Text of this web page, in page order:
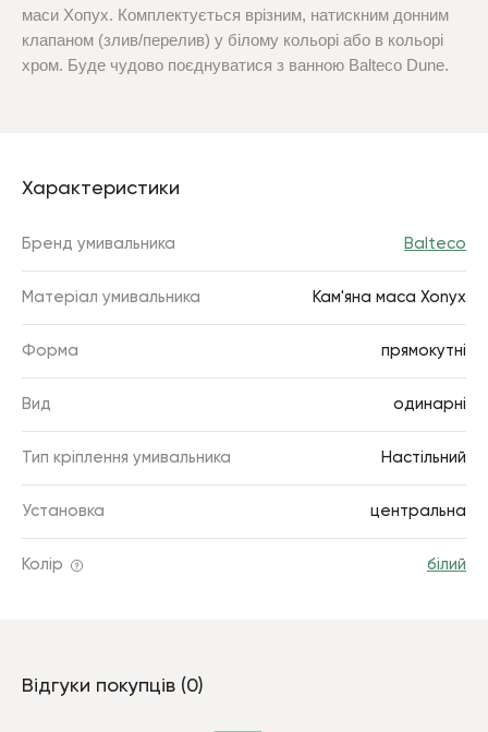
маси Хопух. Комплектується врізним, натискним донним
клапаном (злив/перелив) у білому кольорі або в кольорі
хром. Буде чудово поєднуватися з ванною Balteco Dune.
Характеристики
Бренд умивальника Balteco
Матеріал умивальника Кам'яна маса Xonyx
Форма прямокутні
Вид одинарні
Тип кріплення умивальника Настільний
Установка центральна
Колір білий
Відгуки покупців (0)